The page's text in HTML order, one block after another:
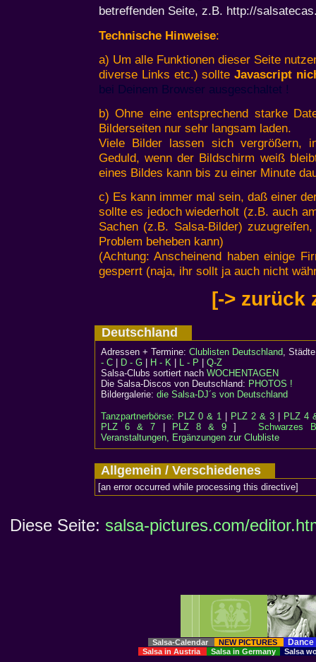
betreffenden Seite, z.B. http://
Technische Hinweise:
a) Um alle Funktionen dieser Seite
diverse Links etc.) sollteJavascript
bei Deinem Browser ausgeschaltet !
b) Ohne eine entsprechend starke
Bilderseiten nur sehr langsam laden.
Viele Bilder lassen sich vergrößern,
Geduld, wenn der Bildschirm weiß
eines Bildes kann bis zu einer Minute
c) Es kann immer mal sein, daß einer
sollte es jedoch wiederholt (z.B. auch
Sachen (z.B. Salsa-Bilder)
Problem beheben kann)
(Achtung: Anscheinend haben einige
gesperrt (naja, ihr sollt ja auch nicht
[-> zurück
Deutschland
Adressen + Termine: Clublisten Deutschland,
- C
D - G H - K L - P
Q-Z
Salsa-Clubs sortiert nach WOCHENTAGEN
Die Salsa-Discos von Deutschland: PHOTOS !
Bildergalerie: die Salsa-DJ´s von Deutschland
Tanzpartnerbörse: PLZ 0 & 1 PLZ 2 & 3
PLZ 4
PLZ 6 & 7
PLZ 8 & 9 ] Schwarzes
Veranstaltungen, Ergänzungen zur Clubliste
Allgemein / Verschiedenes
[an error occurred while processing this directive]
Diese Seite: salsa-pictures.com/
Salsa-Calendar NEW PICTURES
Salsa in Austria Salsa in Germany Salsa